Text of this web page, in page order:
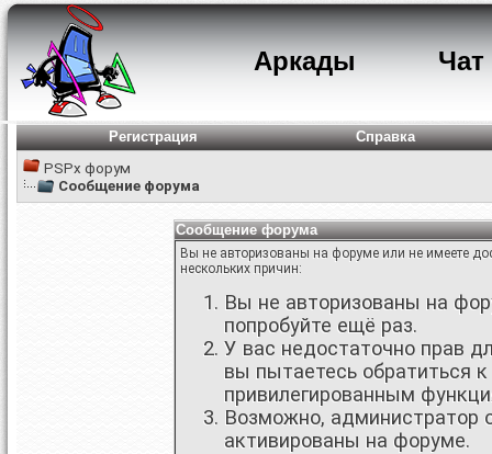
Аркады Чат
Регистрация
Справка
PSPx форум
Сообщение форума
Сообщение форума
Вы не авторизованы на форуме или не имеете
нескольких причин:
Вы не авторизованы на
попробуйте ещё раз.
У вас недостаточно прав
вы пытаетесь обратиться
привилегированным
Возможно, администратор
активированы на форуме.